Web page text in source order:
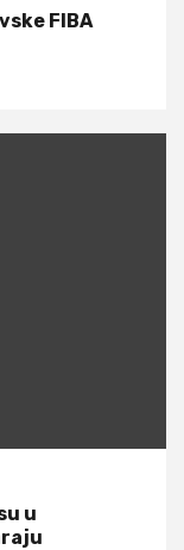
FIBA
u